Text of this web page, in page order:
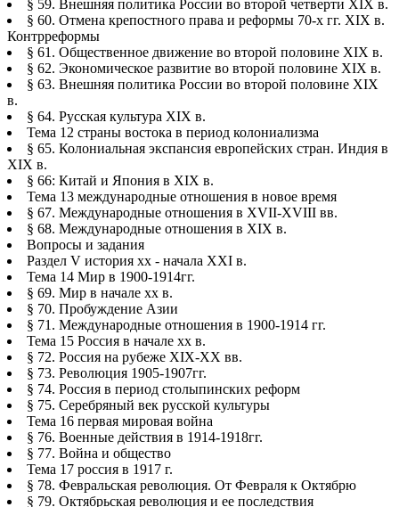
§ 59. Внешняя политика России во второй четверти XIX в.
§ 60. Отмена крепостного права и реформы 70-х гг. XIX в.
Контрреформы
§ 61. Общественное движение во второй половине XIX в.
§ 62. Экономическое развитие во второй половине XIX в.
§ 63. Внешняя политика России во второй половине XIX
в.
§ 64. Русская культура XIX в.
Тема 12 страны востока в период колониализма
§ 65. Колониальная экспансия европейских стран. Индия в
XIX в.
§ 66: Китай и Япония в XIX в.
Тема 13 международные отношения в новое время
§ 67. Международные отношения в XVII-XVIII вв.
§ 68. Международные отношения в XIX в.
Вопросы и задания
Раздел V история хх - начала XXI в.
Тема 14 Мир в 1900-1914гг.
§ 69. Мир в начале хх в.
§ 70. Пробуждение Азии
§ 71. Международные отношения в 1900-1914 гг.
Тема 15 Россия в начале хх в.
§ 72. Россия на рубеже XIX-XX вв.
§ 73. Революция 1905-1907гг.
§ 74. Россия в период столыпинских реформ
§ 75. Серебряный век русской культуры
Тема 16 первая мировая война
§ 76. Военные действия в 1914-1918гг.
§ 77. Война и общество
Тема 17 россия в 1917 г.
§ 78. Февральская революция. От Февраля к Октябрю
§ 79. Октябрьская революция и ее последствия